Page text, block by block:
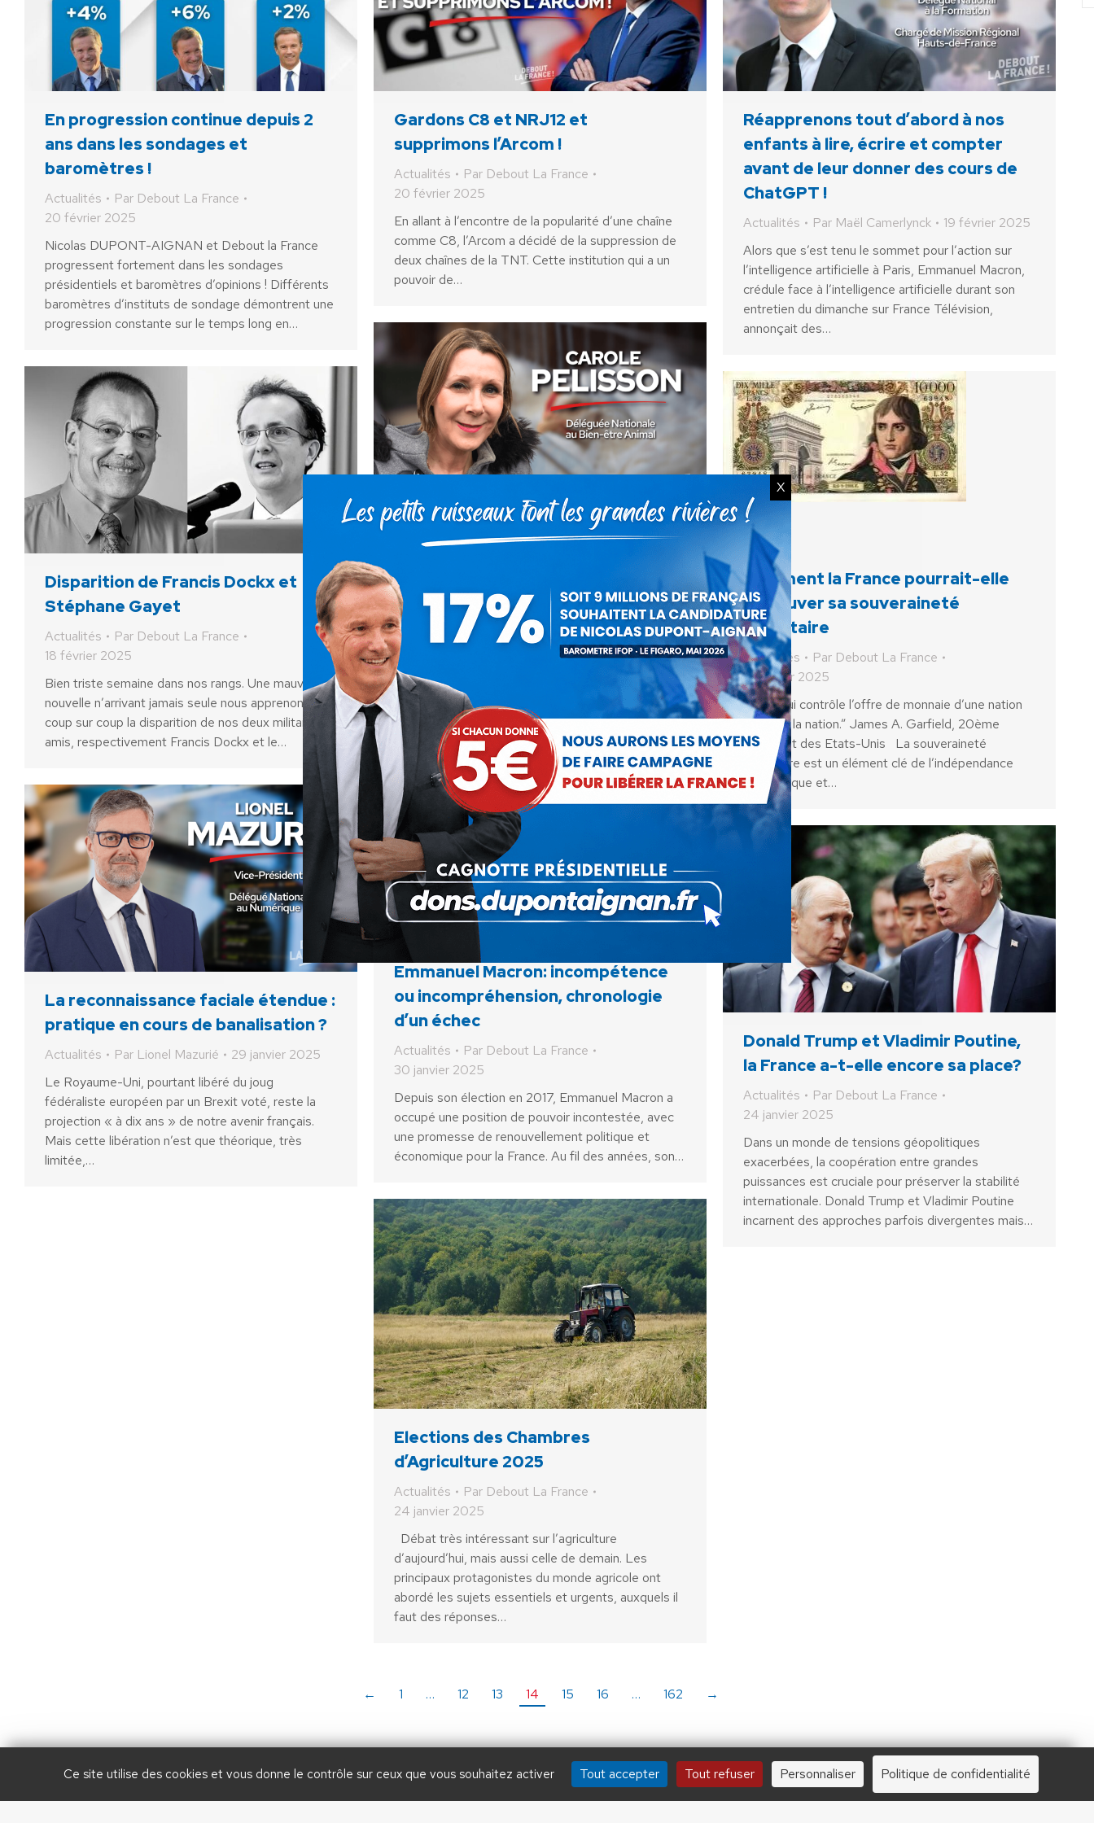
En progression continue depuis 2
ans dans les sondages et
baromètres !
Actualités Par Debout La France
20 février 2025
Nicolas DUPONT-AIGNAN et Debout la France
progressent fortement dans les sondages
présidentiels et baromètres d’opinions ! Différents
baromètres d’instituts de sondage démontrent une
progression constante sur le temps long en…
Gardons C8 et NRJ12 et
supprimons l’Arcom !
Actualités Par Debout La France
20 février 2025
En allant à l’encontre de la popularité d’une chaîne
comme C8, l’Arcom a décidé de la suppression de
deux chaînes de la TNT. Cette institution qui a un
pouvoir de…
Réapprenons tout d’abord à nos
enfants à lire, écrire et compter
avant de leur donner des cours de
ChatGPT !
Actualités Par Maël Camerlynck
19 février 2025
Alors que s’est tenu le sommet pour l’action sur
l’intelligence artificielle à Paris, Emmanuel Macron,
crédule face à l’intelligence artificielle durant son
entretien du dimanche sur France Télévision,
annonçait des…
Maltraitance animale : Tyson a vécu
Actualités Par Carole Pellisson
19 février 2025
Le 14 janvier dernier un chien de race cane corso a
été retrouvé abandonné par des passants dans la
forêt de Sénart entre les communes de Montgeron
et Brunoy. Au…
Disparition de Francis Dockx et
Stéphane Gayet
Actualités Par Debout La France
18 février 2025
Bien triste semaine dans nos rangs. Une mauvaise
nouvelle n’arrivant jamais seule nous apprenons
coup sur coup la disparition de nos deux militants et
amis, respectivement Francis Dockx et le…
Comment la France pourrait-elle
retrouver sa souveraineté
monétaire
Actualités Par Debout La France
12 février 2025
“Celui qui contrôle l’offre de monnaie d’une nation
contrôle la nation.” James A. Garfield, 20ème
président des Etats-Unis La souveraineté
monétaire est un élément clé de l’indépendance
économique et…
Emmanuel Macron: incompétence
ou incompréhension, chronologie
d’un échec
Actualités Par Debout La France
30 janvier 2025
Depuis son élection en 2017, Emmanuel Macron a
occupé une position de pouvoir incontestée, avec
une promesse de renouvellement politique et
économique pour la France. Au fil des années, son…
La reconnaissance faciale étendue :
pratique en cours de banalisation ?
Actualités Par Lionel Mazurié
29 janvier 2025
Le Royaume-Uni, pourtant libéré du joug
fédéraliste européen par un Brexit voté, reste la
projection « à dix ans » de notre avenir français.
Mais cette libération n’est que théorique, très
limitée,…
Donald Trump et Vladimir Poutine,
la France a-t-elle encore sa place?
Actualités Par Debout La France
24 janvier 2025
Dans un monde de tensions géopolitiques
exacerbées, la coopération entre grandes
puissances est cruciale pour préserver la stabilité
internationale. Donald Trump et Vladimir Poutine
incarnent des approches parfois divergentes mais…
Elections des Chambres
d’Agriculture 2025
Actualités Par Debout La France
24 janvier 2025
Débat très intéressant sur l’agriculture
d’aujourd’hui, mais aussi celle de demain. Les
principaux protagonistes du monde agricole ont
abordé les sujets essentiels et urgents, auxquels il
faut des réponses…
← 1 … 12 13 14 15 16 … 162 →
Debout La France © 2026 | Designed by Aryup.com Tous droits réservés.
X
ADHÉSION 20 € 50 € 100 € 250 €
Ce site utilise des cookies et vous donne le contrôle sur ceux que vous souhaitez activer Tout accepter Tout refuser Personnaliser Politique de confidentialité